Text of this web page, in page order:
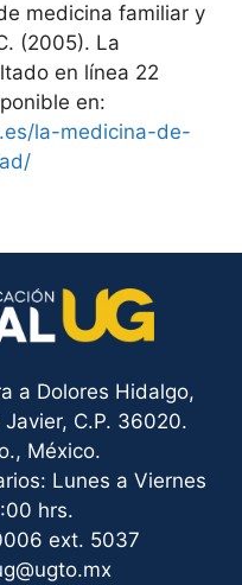
medicina familiar y
(2005). La
en línea 22
en:
la-medicina-de-
a Dolores Hidalgo,
C.P. 36020.
México.
Lunes a Viernes
hrs.
ext. 5037